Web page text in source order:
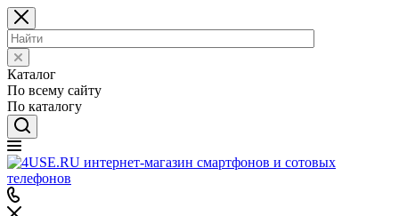
Каталог
По всему сайту
По каталогу